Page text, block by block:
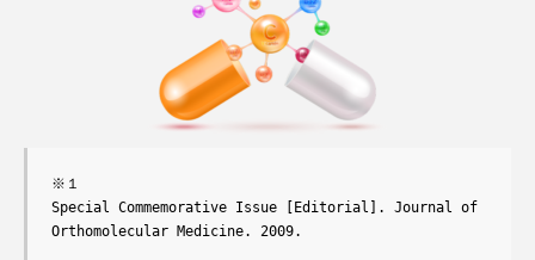
※１
Special Commemorative Issue [Editorial]. Journal of
Orthomolecular Medicine. 2009.